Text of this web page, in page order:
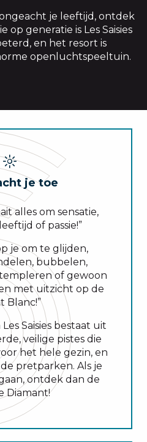
je leeftijd, ontdek
op generatie is Les Saisies
en het resort is
openluchtspeeltuin.
je toe
alles om sensatie,
of passie!”
je om te glijden,
bubbelen,
of gewoon
met uitzicht op de
Blanc!”
Saisies bestaat uit
veilige pistes die
het hele gezin, en
pretparken. Als je
ontdek dan de
Diamant!